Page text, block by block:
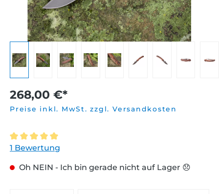
268,00 €*
Preise inkl. MwSt. zzgl. Versandkosten
Durchschnittliche Bewertung von 5 von 5 Sternen
1 Bewertung
Oh NEIN - Ich bin gerade nicht auf Lager 😞